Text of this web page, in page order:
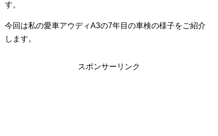
す。
今回は私の愛車アウディA3の7年目の車検の様子をご紹介
します。
スポンサーリンク